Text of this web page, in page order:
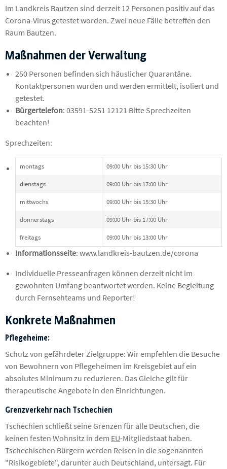
Im Landkreis Bautzen sind derzeit 12 Personen positiv auf das
Corona-Virus getestet worden. Zwei neue Fälle betreffen den
Raum Bautzen.
Maßnahmen der Verwaltung
250 Personen befinden sich häuslicher Quarantäne.
Kontaktpersonen wurden und werden ermittelt, isoliert und
getestet.
Bürgertelefon: 03591-5251 12121 Bitte Sprechzeiten
beachten!
Sprechzeiten:
montags 09:00 Uhr bis 15:30 Uhr
dienstags 09:00 Uhr bis 17:00 Uhr
mittwochs 09:00 Uhr bis 15:30 Uhr
donnerstags 09:00 Uhr bis 17:00 Uhr
freitags 09:00 Uhr bis 13:00 Uhr
Informationsseite: www.landkreis-bautzen.de/corona
Individuelle Presseanfragen können derzeit nicht im
gewohnten Umfang beantwortet werden. Keine Begleitung
durch Fernsehteams und Reporter!
Konkrete Maßnahmen
Pflegeheime:
Schutz von gefährdeter Zielgruppe: Wir empfehlen die Besuche
von Bewohnern von Pflegeheimen im Kreisgebiet auf ein
absolutes Minimum zu reduzieren. Das Gleiche gilt für
therapeutische Angebote in den Einrichtungen.
Grenzverkehr nach Tschechien
Tschechien schließt seine Grenzen für alle Deutschen, die
keinen festen Wohnsitz in dem EU-Mitgliedstaat haben.
Tschechischen Bürgern werden Reisen in die sogenannten
"Risikogebiete", darunter auch Deutschland, untersagt. Für